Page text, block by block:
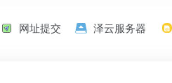
网址提交 泽云服务器